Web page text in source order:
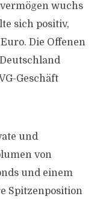
wuchs
sich positiv,
Die Offenen
Geschäft
und
von
und einem
Spitzenposition